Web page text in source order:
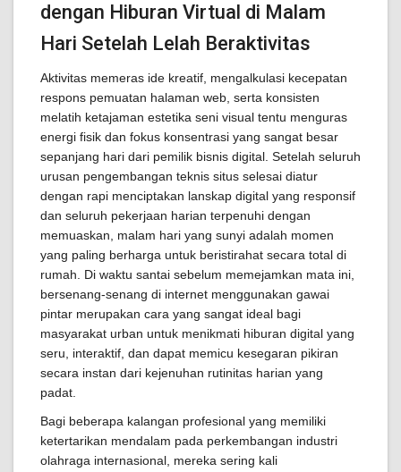
dengan Hiburan Virtual di Malam
Hari Setelah Lelah Beraktivitas
Aktivitas memeras ide kreatif, mengalkulasi kecepatan
respons pemuatan halaman web, serta konsisten
melatih ketajaman estetika seni visual tentu menguras
energi fisik dan fokus konsentrasi yang sangat besar
sepanjang hari dari pemilik bisnis digital. Setelah seluruh
urusan pengembangan teknis situs selesai diatur
dengan rapi menciptakan lanskap digital yang responsif
dan seluruh pekerjaan harian terpenuhi dengan
memuaskan, malam hari yang sunyi adalah momen
yang paling berharga untuk beristirahat secara total di
rumah. Di waktu santai sebelum memejamkan mata ini,
bersenang-senang di internet menggunakan gawai
pintar merupakan cara yang sangat ideal bagi
masyarakat urban untuk menikmati hiburan digital yang
seru, interaktif, dan dapat memicu kesegaran pikiran
secara instan dari kejenuhan rutinitas harian yang
padat.
Bagi beberapa kalangan profesional yang memiliki
ketertarikan mendalam pada perkembangan industri
olahraga internasional, mereka sering kali